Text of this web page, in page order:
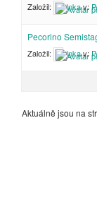
Založil: Inkav:
Pecorino
Založil: Inkav:
Aktuálně jsou na